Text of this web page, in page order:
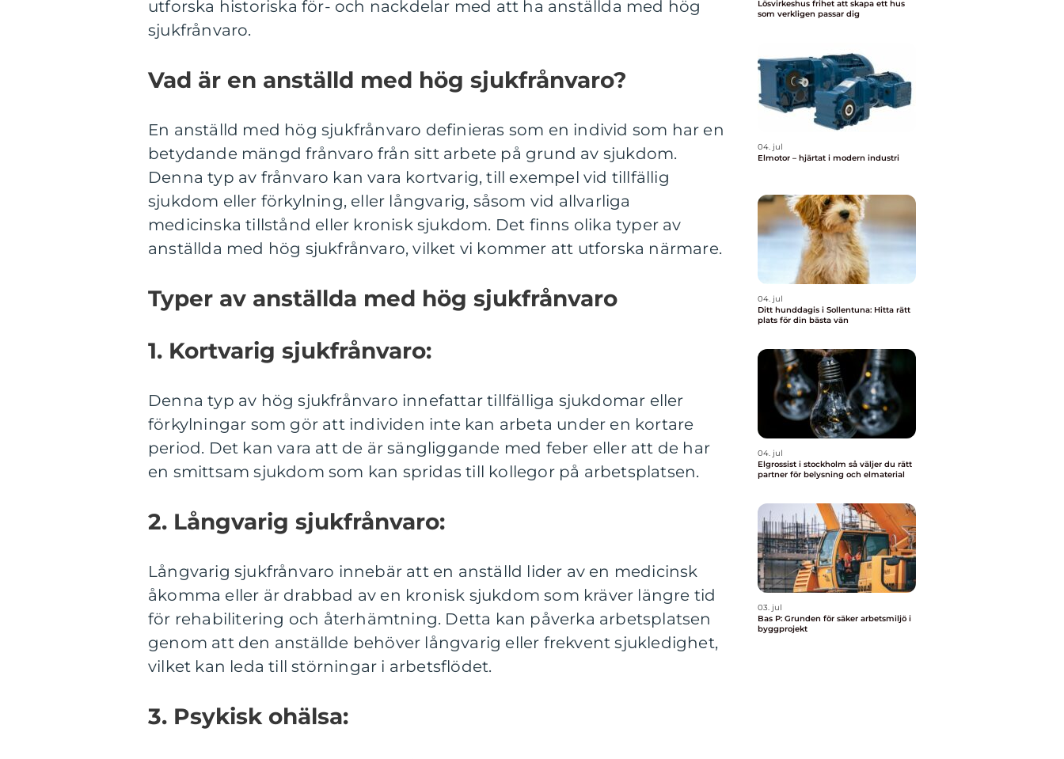
utforska historiska för- och nackdelar med att ha anställda med hög
sjukfrånvaro.
Vad är en anställd med hög sjukfrånvaro?
En anställd med hög sjukfrånvaro definieras som en individ som har en
betydande mängd frånvaro från sitt arbete på grund av sjukdom.
Denna typ av frånvaro kan vara kortvarig, till exempel vid tillfällig
sjukdom eller förkylning, eller långvarig, såsom vid allvarliga
medicinska tillstånd eller kronisk sjukdom. Det finns olika typer av
anställda med hög sjukfrånvaro, vilket vi kommer att utforska närmare.
Typer av anställda med hög sjukfrånvaro
1. Kortvarig sjukfrånvaro:
Denna typ av hög sjukfrånvaro innefattar tillfälliga sjukdomar eller
förkylningar som gör att individen inte kan arbeta under en kortare
period. Det kan vara att de är sängliggande med feber eller att de har
en smittsam sjukdom som kan spridas till kollegor på arbetsplatsen.
2. Långvarig sjukfrånvaro:
Långvarig sjukfrånvaro innebär att en anställd lider av en medicinsk
åkomma eller är drabbad av en kronisk sjukdom som kräver längre tid
för rehabilitering och återhämtning. Detta kan påverka arbetsplatsen
genom att den anställde behöver långvarig eller frekvent sjukledighet,
vilket kan leda till störningar i arbetsflödet.
3. Psykisk ohälsa:
Lösvirkeshus frihet att skapa ett hus
som verkligen passar dig
04. jul
Elmotor – hjärtat i modern industri
04. jul
Ditt hunddagis i Sollentuna: Hitta rätt
plats för din bästa vän
04. jul
Elgrossist i stockholm så väljer du rätt
partner för belysning och elmaterial
03. jul
Bas P: Grunden för säker arbetsmiljö i
byggprojekt